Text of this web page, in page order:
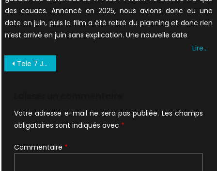
des couacs. Annoncé en 2025, nous avions donc eu une
date en juin, puis le film a été retiré du planning et donc rien
n’est arrivé en juin sans explication. Une nouvelle date
Lire…
Navigation
Tele 7 Jours Mai 1998 (5)
Votre adresse e-mail ne sera pas publiée. Les champs
obligatoires sont indiqués avec *
Commentaire *